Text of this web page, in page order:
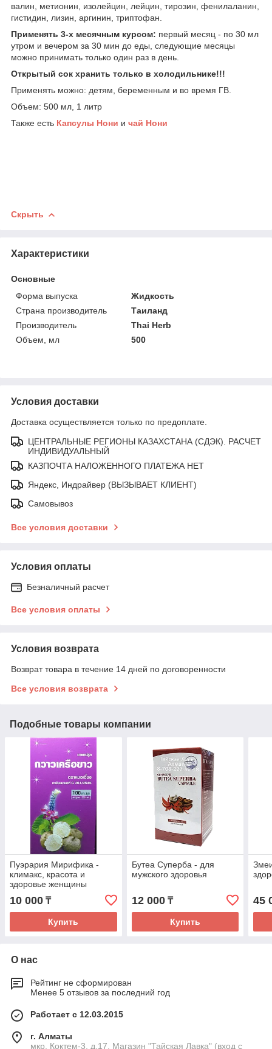
валин, метионин, изолейцин, лейцин, тирозин, фенилаланин,
гистидин, лизин, аргинин, триптофан.
Применять 3-х месячным курсом: первый месяц - по 30 мл
утром и вечером за 30 мин до еды, следующие месяцы
можно принимать только один раз в день.
Открытый сок хранить только в холодильнике!!!
Применять можно: детям, беременным и во время ГВ.
Объем: 500 мл, 1 литр
Также есть Капсулы Нони и чай Нони
Скрыть
Характеристики
Основные
Форма выпуска
Жидкость
Страна производитель
Таиланд
Производитель
Thai Herb
Объем, мл
500
Условия доставки
Доставка осуществляется только по предоплате.
ЦЕНТРАЛЬНЫЕ РЕГИОНЫ КАЗАХСТАНА (СДЭК). РАСЧЕТ
ИНДИВИДУАЛЬНЫЙ
КАЗПОЧТА НАЛОЖЕННОГО ПЛАТЕЖА НЕТ
Яндекс, Индрайвер (ВЫЗЫВАЕТ КЛИЕНТ)
Самовывоз
Все условия доставки
Условия оплаты
Безналичный расчет
Все условия оплаты
Условия возврата
Возврат товара в течение 14 дней по договоренности
Все условия возврата
Подобные товары компании
Пуэрария Мирифика -
климакс, красота и
здоровье женщины
10 000 ₸
Купить
Бутеа Суперба - для
мужского здоровья
12 000₸
Купить
45
О нас
Рейтинг не сформирован
Менее 5 отзывов за последний год
Работает с 12.03.2015
г. Алматы
мкр. Коктем-3, д.17. Магазин "Тайская Лавка" (вход с